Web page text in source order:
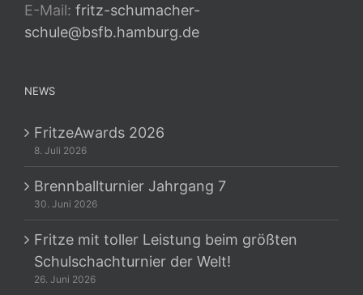
E-Mail: fritz-schumacher-
schule@bsfb.hamburg.de
NEWS
FritzeAwards 2026
8. Juli 2026
Brennballturnier Jahrgang 7
30. Juni 2026
Fritze mit toller Leistung beim größten
Schulschachturnier der Welt!
26. Juni 2026